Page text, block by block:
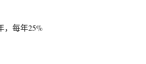
，每年25%